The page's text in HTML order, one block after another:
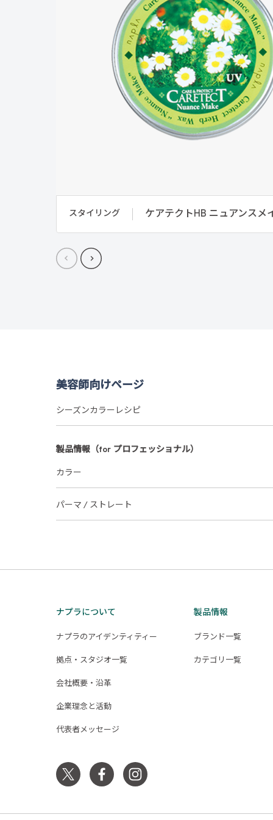
スタイリング ケアテクトHB ニュアンスメ
美容師向けページ
シーズンカラーレシピ
製品情報（for プロフェッショナル）
カラー
パーマ / ストレート
ナプラについて
ナプラのアイデンティティー
拠点・スタジオ一覧
会社概要・沿革
企業理念と活動
代表者メッセージ
製品情報
ブランド一覧
カテゴリ一覧